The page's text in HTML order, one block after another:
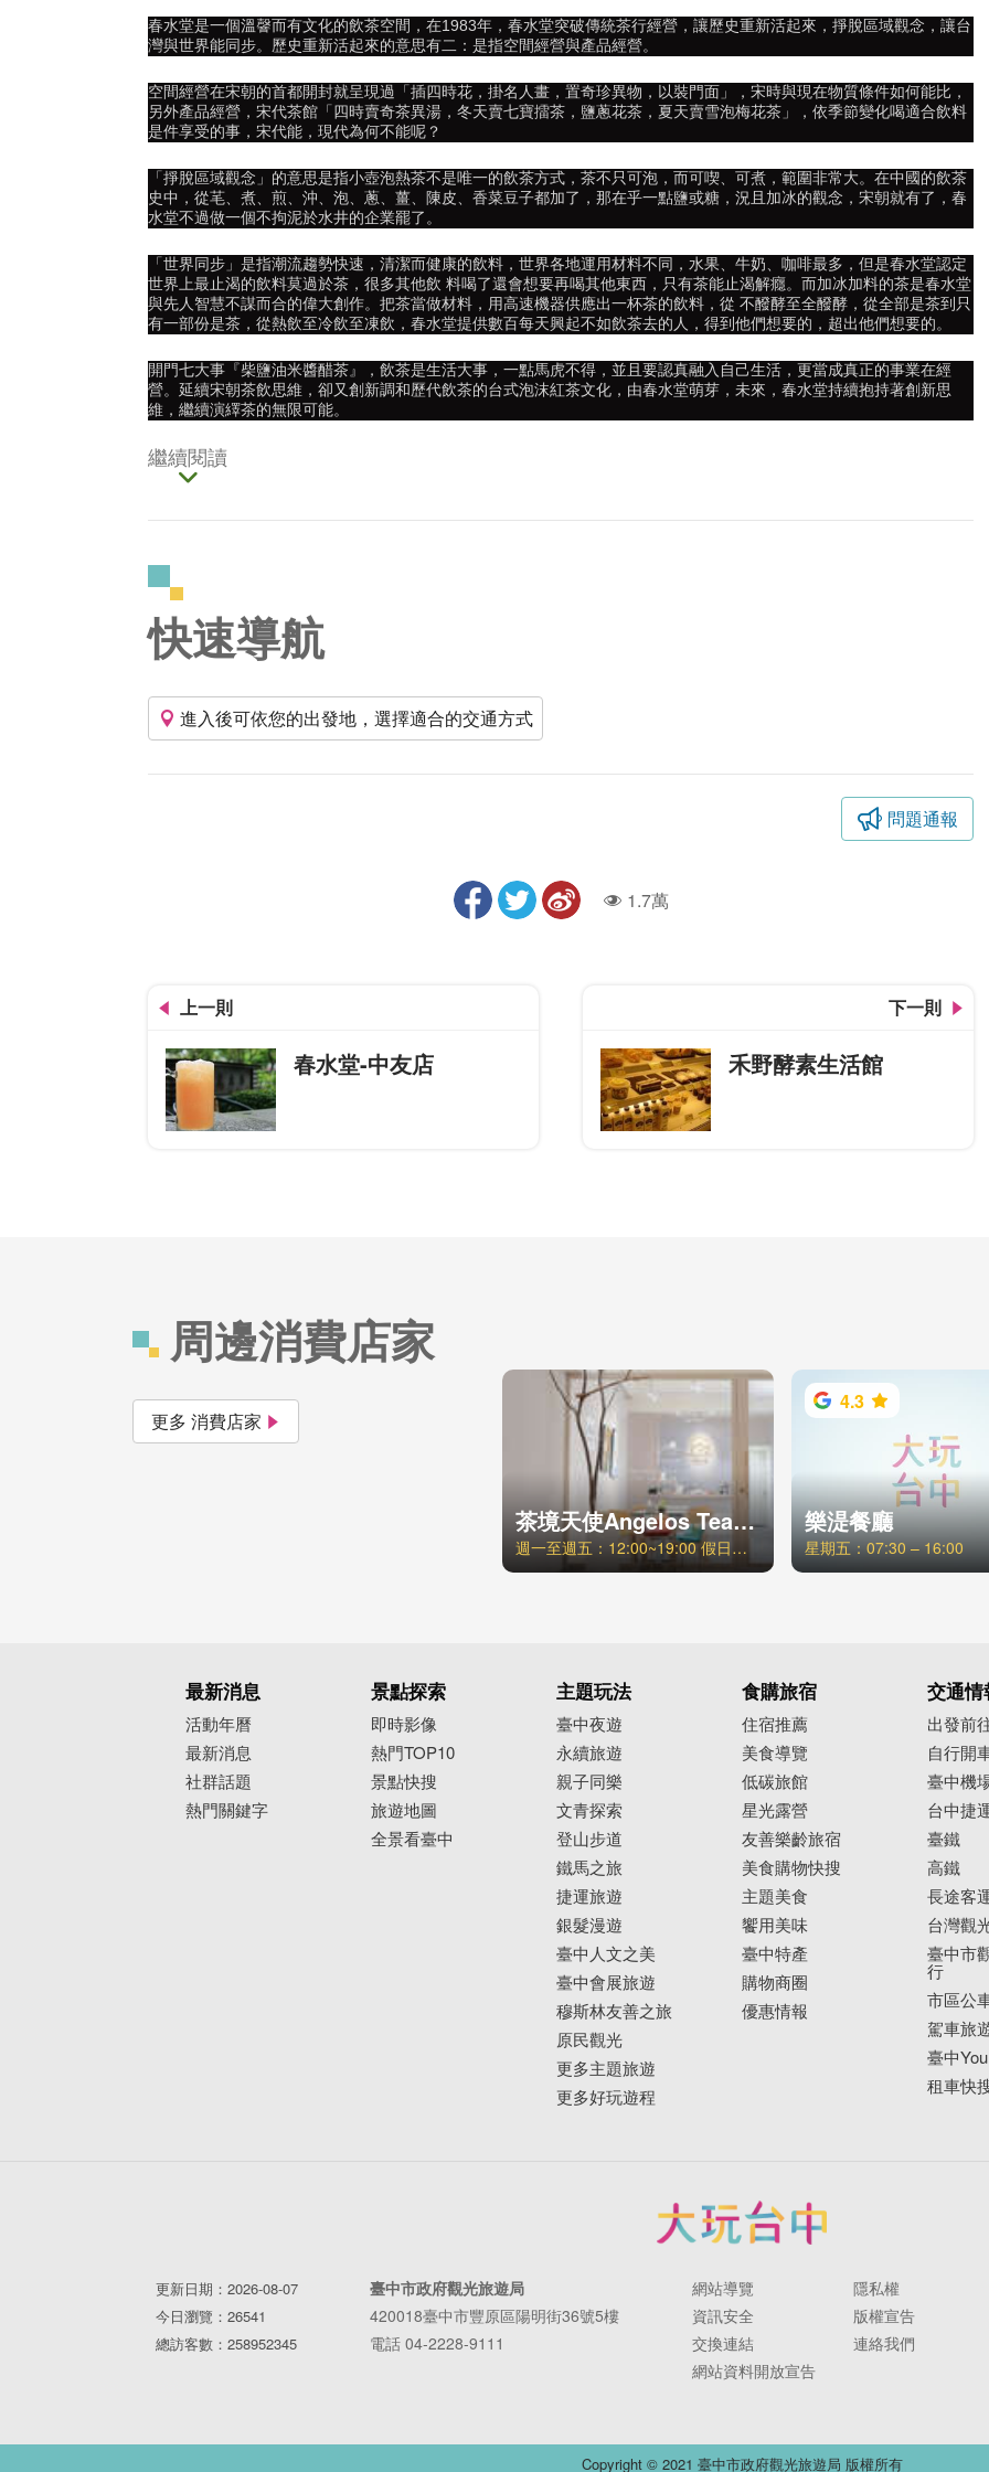
春水堂是一個溫韾而有文化的飲茶空間，在1983年，春水堂突破傳統茶行經營，讓歷史重新活起來，掙脫區域觀念，讓台
灣與世界能同步。歷史重新活起來的意思有二：是指空間經營與產品經營。
空間經營在宋朝的首都開封就呈現過「插四時花，掛名人畫，置奇珍異物，以裝門面」，宋時與現在物質條件如何能比，
另外產品經營，宋代茶館「四時賣奇茶異湯，冬天賣七寶擂茶，鹽蔥花茶，夏天賣雪泡梅花茶」，依季節變化喝適合飲料
是件享受的事，宋代能，現代為何不能呢？
「掙脫區域觀念」的意思是指小壺泡熱茶不是唯一的飲茶方式，茶不只可泡，而可喫、可煮，範圍非常大。在中國的飲茶
史中，從芼、煮、煎、沖、泡、蔥、薑、陳皮、香菜豆子都加了，那在乎一點鹽或糖，況且加冰的觀念，宋朝就有了，春
水堂不過做一個不拘泥於水井的企業罷了。
「世界同步」是指潮流趨勢快速，清潔而健康的飲料，世界各地運用材料不同，水果、牛奶、咖啡最多，但是春水堂認定
世界上最止渴的飲料莫過於茶，很多其他飲 料喝了還會想要再喝其他東西，只有茶能止渴解癮。而加冰加料的茶是春水堂
與先人智慧不謀而合的偉大創作。把茶當做材料，用高速機器供應出一杯茶的飲料，從 不醱酵至全醱酵，從全部是茶到只
有一部份是茶，從熱飲至冷飲至凍飲，春水堂提供數百每天興起不如飲茶去的人，得到他們想要的，超出他們想要的。
開門七大事『柴鹽油米醬醋茶』，飲茶是生活大事，一點馬虎不得，並且要認真融入自己生活，更當成真正的事業在經
營。延續宋朝茶飲思維，卻又創新調和歷代飲茶的台式泡沫紅茶文化，由春水堂萌芽，未來，春水堂持續抱持著創新思
維，繼續演繹茶的無限可能。
繼續閱讀
快速導航
進入後可依您的出發地，選擇適合的交通方式
問題通報
人氣1.7萬
上一則
春水堂-中友店
下一則
禾野酵素生活館
周邊消費店家
更多 消費店家
茶境天使Angelos Tea｜福壽山製茶廠
週一至週五：12:00~19:00 假日及國定假日：預約制
4.3
樂湜餐廳
星期五：07:30 – 16:00
最新消息
活動年曆
最新消息
社群話題
熱門關鍵字
景點探索
即時影像
熱門TOP10
景點快搜
旅遊地圖
全景看臺中
主題玩法
臺中夜遊
永續旅遊
親子同樂
文青探索
登山步道
鐵馬之旅
捷運旅遊
銀髮漫遊
臺中人文之美
臺中會展旅遊
穆斯林友善之旅
原民觀光
更多主題旅遊
更多好玩遊程
食購旅宿
住宿推薦
美食導覽
低碳旅館
星光露營
友善樂齡旅宿
美食購物快搜
主題美食
饗用美味
臺中特產
購物商圈
優惠情報
交通情
出發前
自行開
臺中機
台中捷
臺鐵
高鐵
長途客
台灣觀
臺中市
行
市區公
駕車旅
臺中
租車快
更新日期：2026-08-07
今日瀏覽：26541
總訪客數：258952345
臺中市政府觀光旅遊局
420018臺中市豐原區陽明街36號5樓
電話 04-2228-9111
網站導覽
隱私權
資訊安全
版權宣告
交換連結
連絡我們
網站資料開放宣告
Copyright © 2021 臺中市政府觀光旅遊局 版權所有